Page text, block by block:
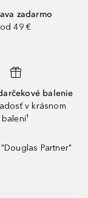
zadarmo
od 49 €
balenie
v krásnom
balení¹
Partner"